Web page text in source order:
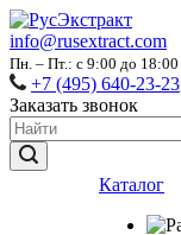
info@rusextract.com
Пн. – Пт.: с 9:00 до 18:00
+7 (495) 640-23-23
Заказать звонок
Каталог